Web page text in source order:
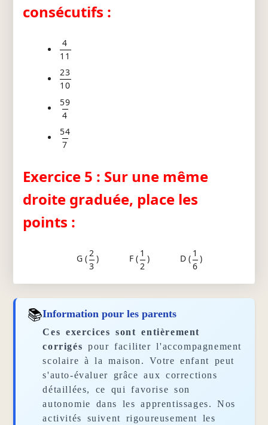
consécutifs :
4
11
23
10
59
4
54
7
Exercice 5 : Sur une même
droite graduée, place les
points :
G (
2
3
) F (
1
2
) D (
1
6
)
📚Information pour les parents
Ces exercices sont entièrement
corrigés pour faciliter l'accompagnement
scolaire à la maison. Votre enfant peut
s'auto-évaluer grâce aux corrections
détaillées, ce qui favorise son
autonomie dans les apprentissages. Nos
activités suivent rigoureusement les